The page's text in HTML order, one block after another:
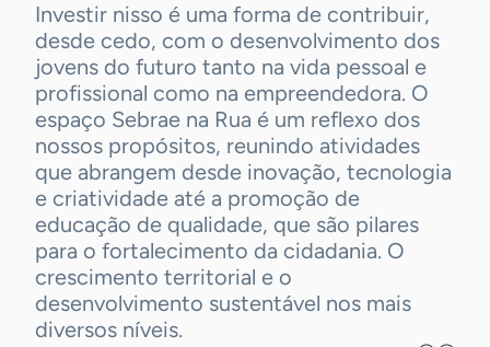
Investir nisso é uma forma de contribuir,
desde cedo, com o desenvolvimento dos
jovens do futuro tanto na vida pessoal e
profissional como na empreendedora. O
espaço Sebrae na Rua é um reflexo dos
nossos propósitos, reunindo atividades
que abrangem desde inovação, tecnologia
e criatividade até a promoção de
educação de qualidade, que são pilares
para o fortalecimento da cidadania. O
crescimento territorial e o
desenvolvimento sustentável nos mais
diversos níveis.